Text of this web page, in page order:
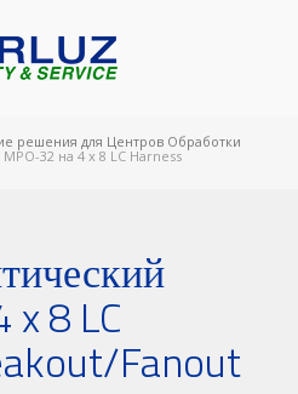
решения для Центров Обработки
32 на 4 x 8 LC Harness
x 8 LC
Fanout